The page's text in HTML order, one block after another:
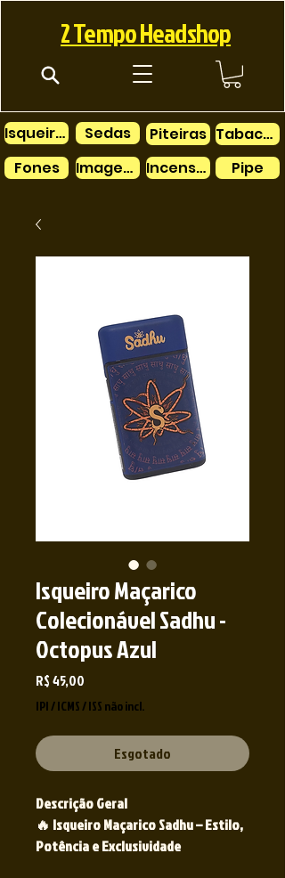
2 Tempo Headshop
Isqueiros
Fones
Sedas
Imagens
Piteiras
Tabacos
Incensos
Pipe
Isqueiro Maçarico
Colecionável Sadhu -
Octopus Azul
R$ 45,00
IPI / ICMS / ISS não incl.
Esgotado
Descrição Geral
🔥 Isqueiro Maçarico Sadhu – Estilo,
Potência e Exclusividade